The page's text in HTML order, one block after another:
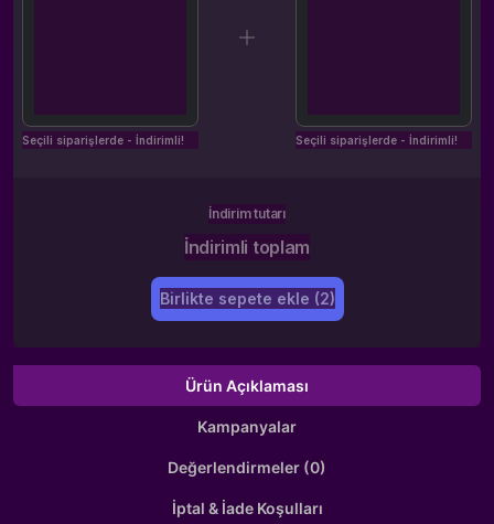
Seçili siparişlerde - İndirimli! Seçili siparişlerde - İndirimli!
İndirim tutarı
İndirimli toplam
Birlikte sepete ekle (2)
Ürün Açıklaması
Kampanyalar
Değerlendirmeler (0)
İptal & İade Koşulları